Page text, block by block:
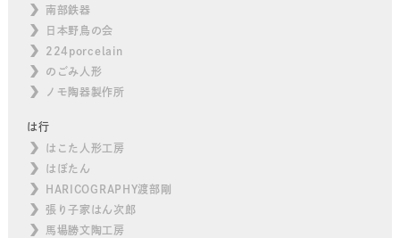
南部鉄器
日本野鳥の会
224porcelain
のごみ人形
ノモ陶器製作所
は行
はこた人形工房
はぼたん
HARICOGRAPHY渡部剛
張り子家はん次郎
馬場勝文陶工房